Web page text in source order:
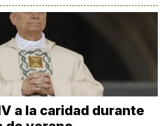
a la caridad durante